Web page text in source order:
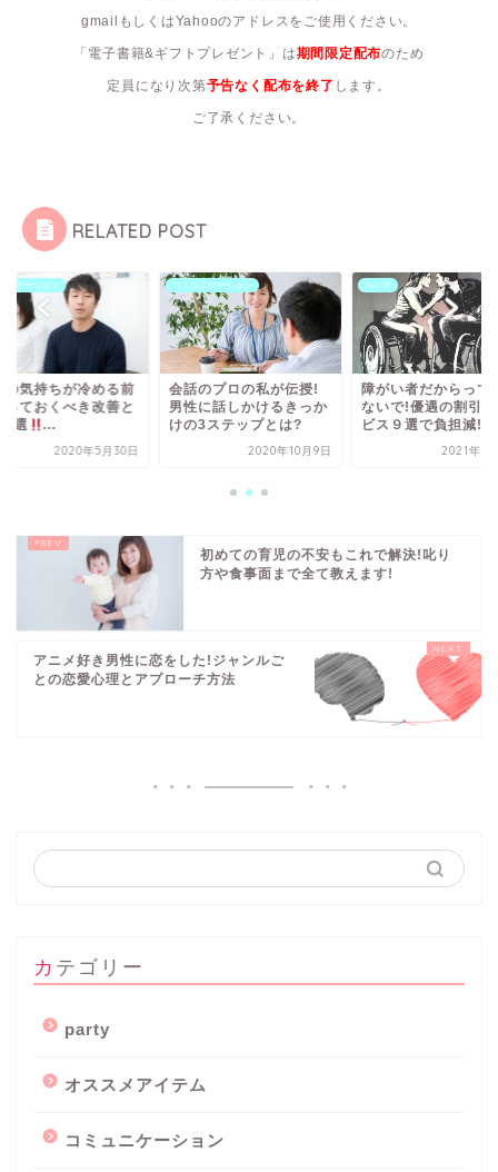
gmailもしくはYahooのアドレスをご使用ください。
「電子書籍&ギフトプレゼント」は期間限定配布のため
定員になり次第予告なく配布を終了 します。
ご了承ください。
RELATED POST
ニケーション
のプロの私が伝授!
に話しかけるきっか
3ステップとは?
2020年10月9日
ハンデ
障がい者だからって諦め
ないで!優遇の割引サー
ビス９選で負担減!
2021年8月14日
コミュニケーション
夫への気持ちが冷め
に知っておくべき改
秘訣3選
...
2020年5
初めての育児の不安もこれで解決!叱り
方や食事面まで全て教えます!
アニメ好き男性に恋をした!ジャンルご
との恋愛心理とアプローチ方法
カテゴリー
party
オススメアイテム
コミュニケーション